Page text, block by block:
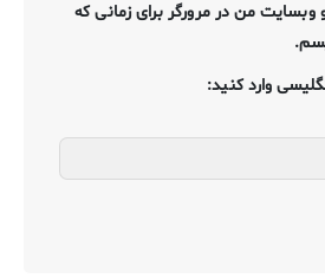
وبسایت من در مرورگر برای زمانی که
وارد کنید: